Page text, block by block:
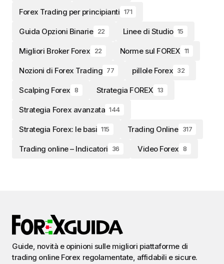
Forex Trading per principianti 171
Guida Opzioni Binarie 22 Linee di Studio 15
Migliori Broker Forex 22 Norme sul FOREX 11
Nozioni di Forex Trading 77 pillole Forex 32
Scalping Forex 8 Strategia FOREX 13
Strategia Forex avanzata 144
Strategia Forex: le basi 115 Trading Online 317
Trading online – Indicatori 36 Video Forex 8
Guide, novità e opinioni sulle migliori piattaforme di
trading online Forex regolamentate, affidabili e sicure.